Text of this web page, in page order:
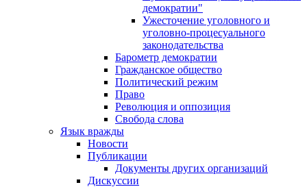
демократии"
Ужесточение уголовного и
уголовно-процесуального
законодательства
Барометр демократии
Гражданское общество
Политический режим
Право
Революция и оппозиция
Свобода слова
Язык вражды
Новости
Публикации
Документы других организаций
Дискуссии